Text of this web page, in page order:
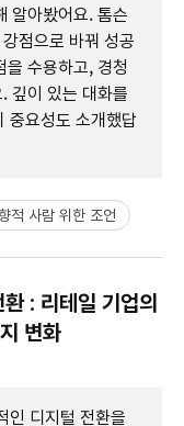
알아봤어요. 톰슨
점으로 바꿔 성공
을 수용하고, 경청
깊이 있는 대화를
중요성도 소개했답
적 사람 위한 조언
: 리테일 기업의
변화
인 디지털 전환을